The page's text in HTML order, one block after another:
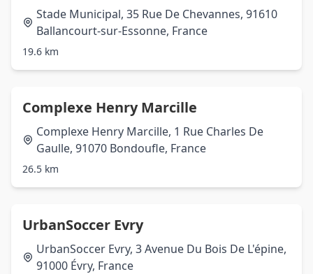
Stade Municipal, 35 Rue De Chevannes, 91610
Ballancourt-sur-Essonne, France
19.6 km
Complexe Henry Marcille
Complexe Henry Marcille, 1 Rue Charles De
Gaulle, 91070 Bondoufle, France
26.5 km
UrbanSoccer Evry
UrbanSoccer Evry, 3 Avenue Du Bois De L'épine,
91000 Évry, France